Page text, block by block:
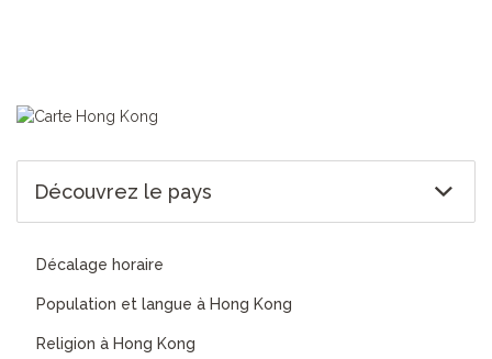
Découvrez le pays
Décalage horaire
Population et langue à Hong Kong
Religion à Hong Kong